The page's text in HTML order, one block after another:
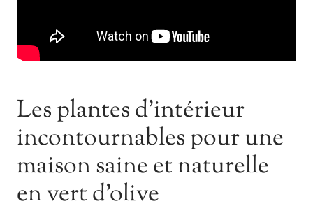
Les plantes d’intérieur
incontournables pour une
maison saine et naturelle
en vert d’olive